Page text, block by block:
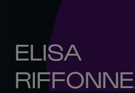
ELISA